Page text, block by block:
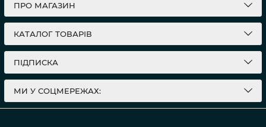
ПРО МАГАЗИН
КАТАЛОГ ТОВАРІВ
ПІДПИСКА
МИ У СОЦМЕРЕЖАХ: